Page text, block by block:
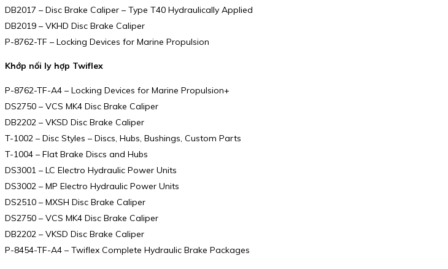
DB2017 – Disc Brake Caliper – Type T40 Hydraulically Applied
DB2019 – VKHD Disc Brake Caliper
P-8762-TF – Locking Devices for Marine Propulsion
Khớp nối ly hợp Twiflex
P-8762-TF-A4 – Locking Devices for Marine Propulsion+
DS2750 – VCS MK4 Disc Brake Caliper
DB2202 – VKSD Disc Brake Caliper
T-1002 – Disc Styles – Discs, Hubs, Bushings, Custom Parts
T-1004 – Flat Brake Discs and Hubs
DS3001 – LC Electro Hydraulic Power Units
DS3002 – MP Electro Hydraulic Power Units
DS2510 – MXSH Disc Brake Caliper
DS2750 – VCS MK4 Disc Brake Caliper
DB2202 – VKSD Disc Brake Caliper
P-8454-TF-A4 – Twiflex Complete Hydraulic Brake Packages